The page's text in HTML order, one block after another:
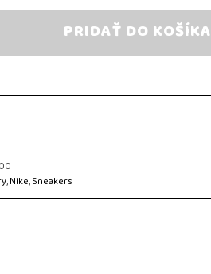
PRIDAŤ DO KOŠÍKA
,Nike,Sneakers